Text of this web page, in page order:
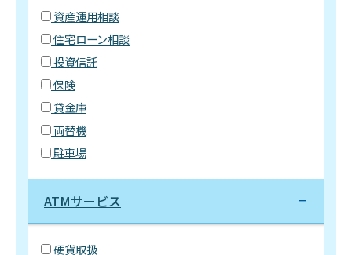
資産運用相談
住宅ローン相談
投資信託
保険
貸金庫
両替機
駐車場
ATMサービス
硬貨取扱